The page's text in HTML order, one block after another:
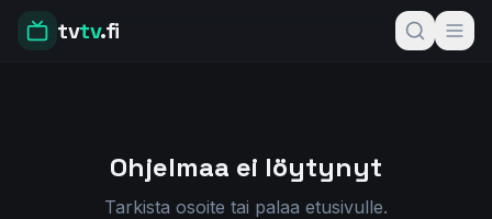
tvtv.fi
Ohjelmaa ei löytynyt
Tarkista osoite tai palaa etusivulle.